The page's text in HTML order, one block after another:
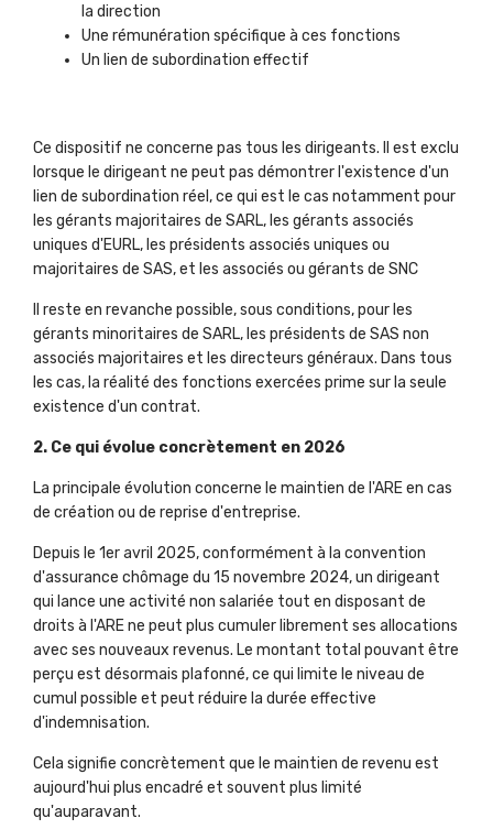
la direction
Une rémunération spécifique à ces fonctions
Un lien de subordination effectif
Ce dispositif ne concerne pas tous les dirigeants. Il est exclu
lorsque le dirigeant ne peut pas démontrer l'existence d'un
lien de subordination réel, ce qui est le cas notamment pour
les gérants majoritaires de SARL, les gérants associés
uniques d'EURL, les présidents associés uniques ou
majoritaires de SAS, et les associés ou gérants de SNC
Il reste en revanche possible, sous conditions, pour les
gérants minoritaires de SARL, les présidents de SAS non
associés majoritaires et les directeurs généraux. Dans tous
les cas, la réalité des fonctions exercées prime sur la seule
existence d'un contrat.
2. Ce qui évolue concrètement en 2026
La principale évolution concerne le maintien de l'ARE en cas
de création ou de reprise d'entreprise.
Depuis le 1er avril 2025, conformément à la convention
d'assurance chômage du 15 novembre 2024, un dirigeant
qui lance une activité non salariée tout en disposant de
droits à l'ARE ne peut plus cumuler librement ses allocations
avec ses nouveaux revenus. Le montant total pouvant être
perçu est désormais plafonné, ce qui limite le niveau de
cumul possible et peut réduire la durée effective
d'indemnisation.
Cela signifie concrètement que le maintien de revenu est
aujourd'hui plus encadré et souvent plus limité
qu'auparavant.